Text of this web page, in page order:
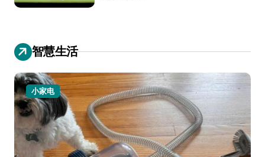
智慧生活
小家电